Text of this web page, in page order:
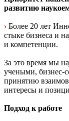
развитию
› Более 20 лет
стыке бизнеса и
и компетенции.
За это время мы
учеными, бизнес-
принятию
интересы и
Подход к работе